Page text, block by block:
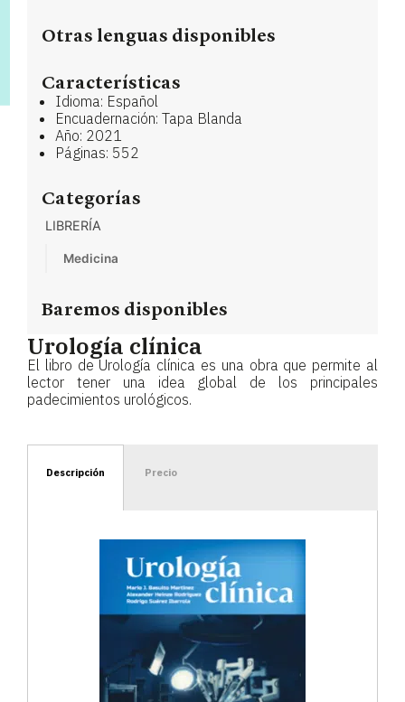
Otras lenguas disponibles
Características
Idioma: Español
Encuadernación: Tapa Blanda
Año: 2021
Páginas: 552
Categorías
LIBRERÍA
Medicina
Baremos disponibles
Urología clínica
El libro de Urología clínica es una obra que permite al
lector tener una idea global de los principales
padecimientos urológicos.
Descripción Precio